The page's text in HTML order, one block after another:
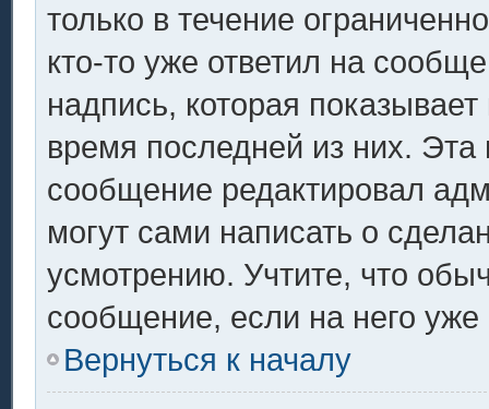
только в течение
кто-то уже ответил на
надпись, которая
время последней из них.
сообщение редактировал
могут сами написать о
усмотрению. Учтите, что
сообщение, если на него уже
Вернуться к началу